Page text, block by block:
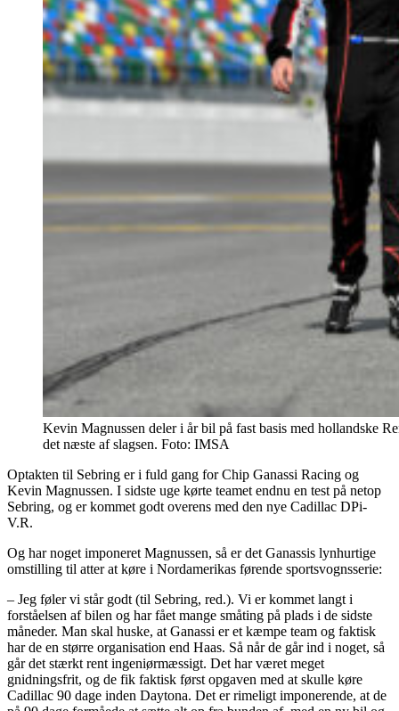
Kevin Magnussen deler i år bil på fast basis med hollandske
det næste af slagsen. Foto: IMSA
Optakten til Sebring er i fuld gang for Chip Ganassi Racing og
Kevin Magnussen. I sidste uge kørte teamet endnu en test på netop
Sebring, og er kommet godt overens med den nye Cadillac DPi-
V.R.
Og har noget imponeret Magnussen, så er det Ganassis lynhurtige
omstilling til atter at køre i Nordamerikas førende sportsvognsserie:
– Jeg føler vi står godt (til Sebring, red.). Vi er kommet langt i
forståelsen af bilen og har fået mange småting på plads i de sidste
måneder. Man skal huske, at Ganassi er et kæmpe team og faktisk
har de en større organisation end Haas. Så når de går ind i noget, så
går det stærkt rent ingeniørmæssigt. Det har været meget
gnidningsfrit, og de fik faktisk først opgaven med at skulle køre
Cadillac 90 dage inden Daytona. Det er rimeligt imponerende, at de